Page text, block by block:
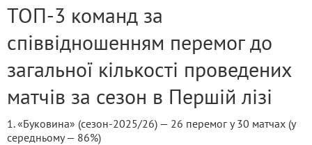
ТОП-3 команд за
співвідношенням перемог до
загальної кількості проведених
матчів за сезон в Першій лізі
1. «Буковина» (сезон-2025/26) — 26 перемог у 30 матчах (у
середньому — 86%)